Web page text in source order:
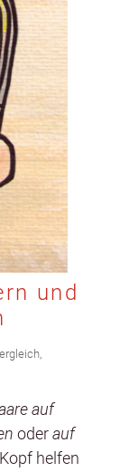
und
,
auf
oderauf
helfen